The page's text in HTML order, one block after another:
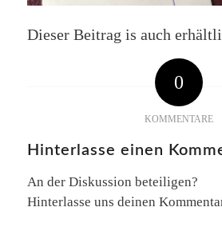
Dieser Beitrag is auch
0
KOMMENTARE
Hinterlasse einen
An der Diskussion beteiligen?
Hinterlasse uns deinen